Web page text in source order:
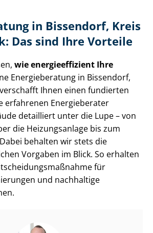
in Bissendorf, Kreis
Das sind Ihre Vorteile
wie en­er­gie­ef­fi­zi­ent Ihre
Energieberatung in Bissendorf,
Ihnen einen fundierten
erfahrenen Energieberater
detailliert unter die Lupe – von
die Heizungsanlage bis zum
behalten wir stets die
Vorgaben im Blick. So erhalten
für
und nachhaltige